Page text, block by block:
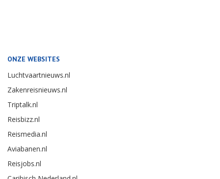
ONZE WEBSITES
Luchtvaartnieuws.nl
Zakenreisnieuws.nl
Triptalk.nl
Reisbizz.nl
Reismedia.nl
Aviabanen.nl
Reisjobs.nl